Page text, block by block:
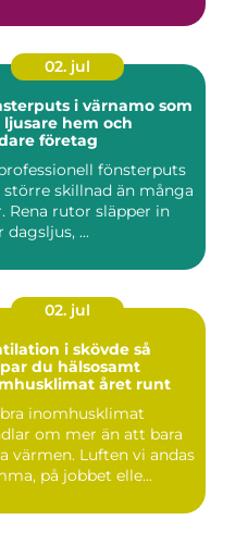
02. jul
i värnamo som
ljusare hem och
företag
fönsterputs
skillnad än många
Rena rutor släpper in
dagsljus, ...
02. jul
i skövde så
du hälsosamt
året runt
inomhusklimat
om mer än att bara
värmen. Luften vi andas
på jobbet elle...